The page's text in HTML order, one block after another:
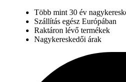
Több mint 30 év
Szállítás egész Európában
Raktáron lévő termékek
Nagykereskedői árak